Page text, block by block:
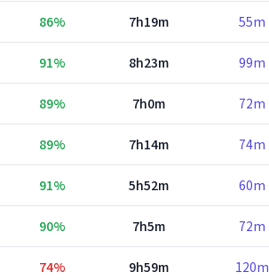
86% 7h19m 55m
91% 8h23m 99m
89% 7h0m 72m
89% 7h14m 74m
91% 5h52m 60m
90% 7h5m 72m
74% 9h59m 120m